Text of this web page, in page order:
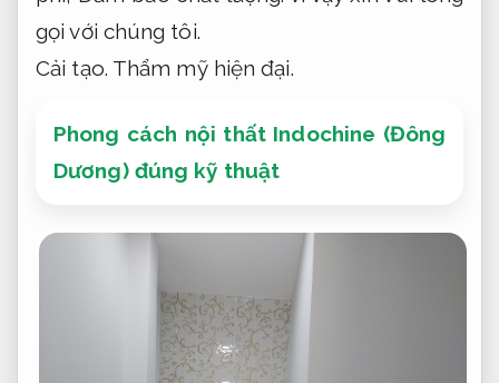
gọi với chúng tôi.
Cải tạo. Thẩm mỹ hiện đại.
Phong cách nội thất Indochine (Đông
Dương) đúng kỹ thuật